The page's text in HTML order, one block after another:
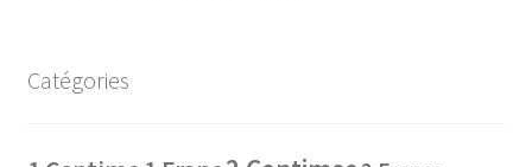
Catégories